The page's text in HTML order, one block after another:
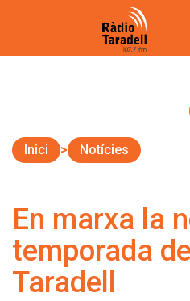
Inici Notícies
En marxa la
temporada
Taradell